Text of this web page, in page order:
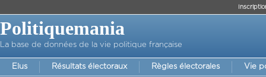
Politiquemania
La base de données de la vie politique française
Elus Résultats électoraux Règles électorales Vie